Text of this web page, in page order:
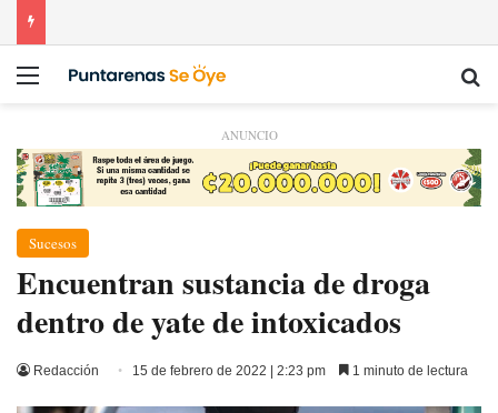
Menú
ANUNCIO
Sucesos
Encuentran sustancia de droga
dentro de yate de intoxicados
Redacción 15 de febrero de 2022 | 2:23 pm 1 minuto de lectura